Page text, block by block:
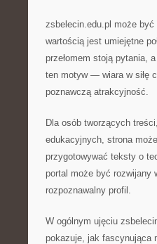
zsbelecin.edu.pl może być
wartością jest umiejętne
przełomem stoją pytania,
ten motyw — wiara w siłę
poznawczą atrakcyjność.
Dla osób tworzących
edukacyjnych, strona
przygotowywać teksty o
portal może być rozwijany
rozpoznawalny profil.
W ogólnym ujęciu
pokazuje, jak fascynująca